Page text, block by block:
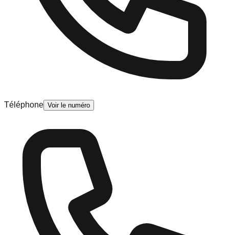
Téléphone Voir le numéro